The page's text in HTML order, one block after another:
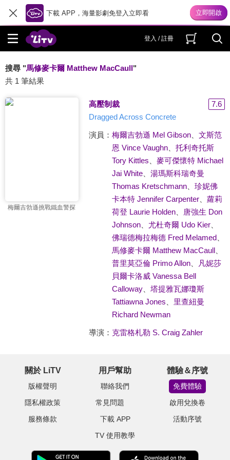
下載 APP，海量影劇免登入立即看
登入 / 註冊
搜尋 "馬修麥卡爾 Matthew MacCaull"
共 1 筆結果
梅爾吉勃遜挑戰鐵血警探
高壓制裁
7.6
Dragged Across Concrete
演員： 梅爾吉勃遜 Mel Gibson、 文斯范
恩 Vince Vaughn、 托利奇托斯
Tory Kittles
麥可傑懷特 Michael
Jai White、 湯瑪斯科瑞奇曼
Thomas Kretschmann、 珍妮佛
卡本特 Jennifer Carpenter、 蘿莉
荷登 Laurie Holden、
唐強生 Don
Johnson、 尤杜奇爾 Udo Kier、
佛瑞德梅拉梅德 Fred Melamed、
馬修麥卡爾 Matthew MacCaull、
普里莫亞倫 Primo Allon、
凡妮莎
貝爾卡洛威 Vanessa Bell
Calloway、 塔提雅瓦娜瓊斯
Tattiawna Jones
里查紐曼
Richard Newman
導演： 克雷格札勒 S. Craig Zahler
關於 LiTV
版權聲明
隱私權政策
服務條款
用戶幫助
聯絡我們
常見問題
下載 APP
TV 使用教學
體驗＆序號
免費體驗
啟用兌換卷
活動序號